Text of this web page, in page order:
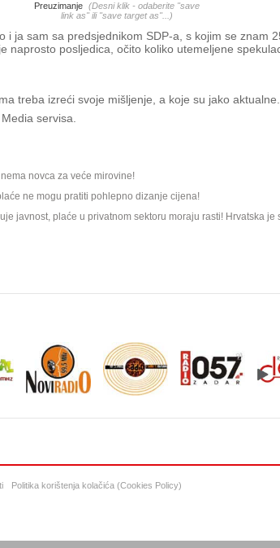
Preuzimanje (Desni klik - odaberite "save
link as" ili "save target as"...)
i ja sam sa predsjednikom SDP-a, s kojim se znam
naprosto posljedica, očito koliko utemeljene
treba izreći svoje mišljenje, a koje su jako
servisa.
novca za veće mirovine!
ne mogu pratiti pohlepno dizanje cijena!
javnost, plaće u privatnom sektoru moraju rasti! Hrvatska
Politika korištenja kolačića (Cookies Policy)